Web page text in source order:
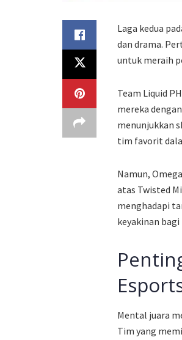
Laga kedua
dan drama.
untuk meraih
Team Liquid
mereka
menunjukkan
tim favorit
Namun,
atas Twisted
menghadapi
keyakinan
Mental juara
Tim yang